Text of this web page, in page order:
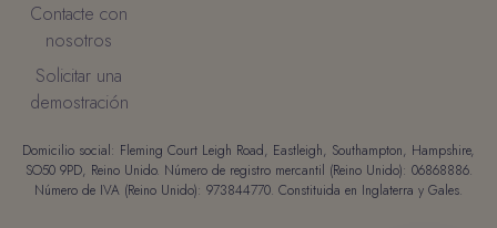
Contacte con
nosotros
Solicitar una
demostración
Domicilio social: Fleming Court Leigh Road, Eastleigh, Southampton, Hampshire,
SO50 9PD, Reino Unido. Número de registro mercantil (Reino Unido): 06868886.
Número de IVA (Reino Unido): 973844770. Constituida en Inglaterra y Gales.